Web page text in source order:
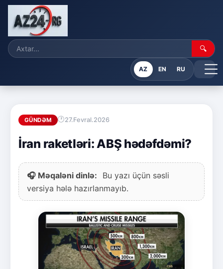
🔍
AZ EN RU
GÜNDƏM 27.Fevral.2026
İran raketləri: ABŞ hədəfdəmi?
🎧 Məqaləni dinlə:
Bu yazı üçün səsli
versiya hələ hazırlanmayıb.